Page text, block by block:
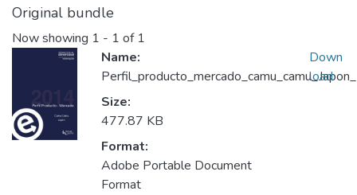
Original bundle
Now showing 1 - 1 of 1
Name:
Size:
477.87 KB
Format:
Adobe Portable Document
Format
Down
load